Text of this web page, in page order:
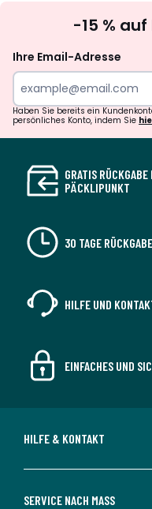
-15 %
Ihre Email-Adresse
Haben Sie bereits ein
persönliches Konto, indem Sie
GRATIS RÜCKGABE
PÄCKLIPUNKT
30 TAGE
HILFE UND
EINFACHES UND
HILFE & KONTAKT
SERVICE NACH MASS